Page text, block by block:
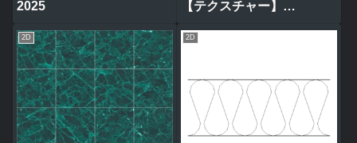
2025
【テクスチャー】
2D 2D